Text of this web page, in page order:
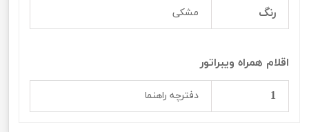
رنگ مشکی
اقلام همراه ویبراتور
1 دفترچه راهنما